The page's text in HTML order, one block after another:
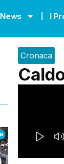
News I
Cronaca